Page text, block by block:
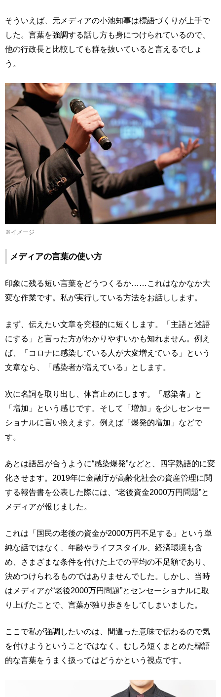
そういえば、元メディアの小池知事は標語づくりが上手で
した。言葉を強調する話し方も身につけられているので、
他の行政長と比較しても群を抜いていると言えるでしょ
う。
※イメージ
メディアの言葉の使い方
印象に残る短い言葉をどうつくるか……これはなかなか大
変な作業です。私が実行している方法をお話しします。
まず、伝えたい文章を究極的に短くします。「主語と述語
にする」と言った方がわかりやすいかも知れません。例え
ば、「コロナに感染している人が大変増えている」という
文章なら、「感染者が増えている」とします。
次に名詞を取り出し、体言止めにします。「感染者」と
「増加」という感じです。そして「増加」を少しセンセー
ショナルに言い換えます。例えば「爆発的増加」などで
す。
あとは語呂が合うように“感染爆発”などと、四字熟語的に変
化させます。2019年に金融庁が高齢化社会の資産管理に関
する報告書を公表した際には、“老後資金2000万円問題”と
メディアが報じました。
これは「国民の老後の資金が2000万円不足する」という単
純な話ではなく、年齢やライフスタイル、経済環境も含
め、さまざまな条件を付けた上での平均の不足額であり、
決めつけられるものではありませんでした。しかし、当時
はメディアが“老後2000万円問題”とセンセーショナルに取
り上げたことで、言葉が独り歩きをしてしまいました。
ここで私が強調したいのは、間違った意味で伝わるので気
を付けようということではなく、むしろ短くまとめた標語
的な言葉をうまく扱ってはどうかという視点です。